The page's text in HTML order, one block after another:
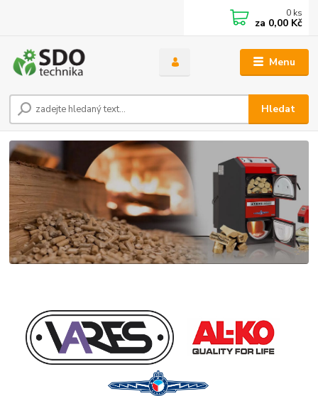
Menu
Hledat
0 ks
za 0,00 Kč